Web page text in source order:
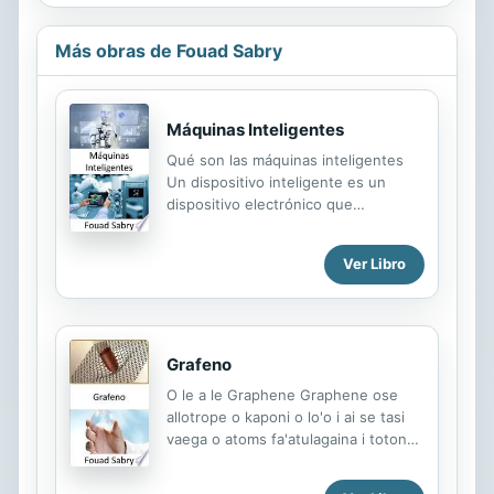
Más obras de Fouad Sabry
Máquinas Inteligentes
Qué son las máquinas inteligentes
Un dispositivo inteligente es un
dispositivo electrónico que
dispositivos o redes a través de
varios protocolos inalámbricos como
cierto punto. Los dispositivos
comunicarse con otros dispositivos o
redes. Los términos "teléfono
inteligente", "automóvil inteligente",
Ver Libro
Grafeno
O le a le Graphene Graphene ose
allotrope o kaponi o lo'o i ai se tasi
vaega o atoms fa'atulagaina i totonu
fa'apipi'i fa'ame'e meli lua. O le igoa e